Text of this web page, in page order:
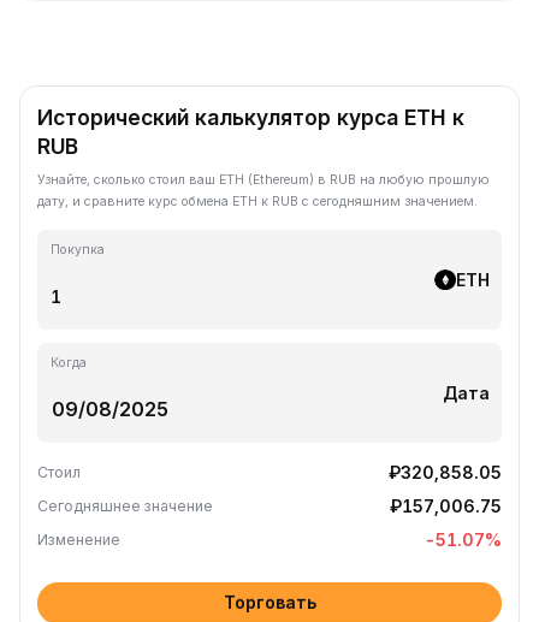
Исторический калькулятор курса ETH к
RUB
Узнайте, сколько стоил ваш ETH (Ethereum) в RUB на любую прошлую
дату, и сравните курс обмена ETH к RUB с сегодняшним значением.
Покупка
ETH
Когда
Дата
Стоил ₽320,858.05
Сегодняшнее значение ₽157,006.75
Изменение -51.07%
Торговать